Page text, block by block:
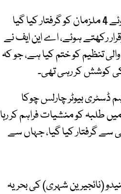
سال 2025 میں نائجیرین منشیات نیٹ ورک کو بے نقاب کرتے ہوئے 4 ملزمان کو گرفتار کیا گیا
رکھتے ہوئے، اے این ایف نے
والی تنظیم کو ختم کیا ہے، جو کہ
کی کوشش کر رہی تھی۔
ڈسٹری بیوٹر چارلس چوکا
طلبہ کو منشیات فراہم کر رہا
سے گرفتار کیا گیا، جہاں سے
(نائجیرین شہری) کی بحریہ